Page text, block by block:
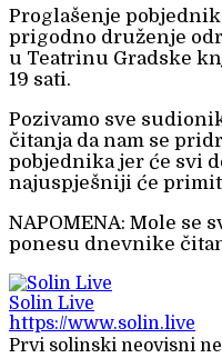
Proglašenje
prigodno druženje
u Teatrinu Gradske
19 sati.
Pozivamo sve
čitanja da nam se
pobjednika jer će svi
najuspješniji će
NAPOMENA: Mole se
ponesu dnevnike
Solin Live
https://www.solin.live
Prvi solinski neovisni